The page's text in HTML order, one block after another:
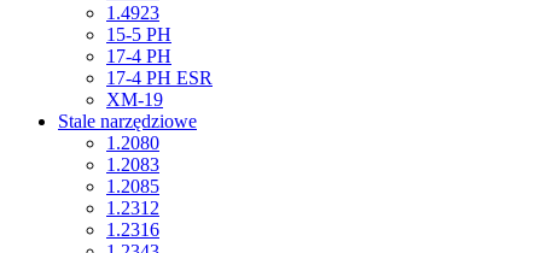
1.4923
15-5 PH
17-4 PH
17-4 PH ESR
XM-19
Stale narzędziowe
1.2080
1.2083
1.2085
1.2312
1.2316